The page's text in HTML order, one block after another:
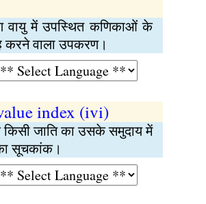
में उपस्थित कणिकाओं के
करने वाला उपकरण।
index (ivi)
जाति का उसके समुदाय में
सूचकांक।